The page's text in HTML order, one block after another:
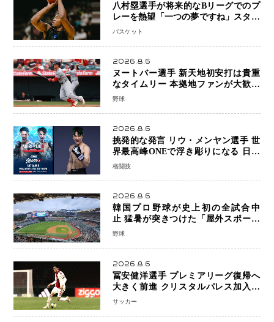
八村塁選手が将来的なBリーグでのプ
レーを熱望「一つの夢ですね」スター
帰還がリーグ価値を押し上げる可能性
バスケット
2026.8.6
ヌートバー選手 新天地初安打は貴重
なタイムリー 本拠地ファンが大歓声
笑顔で歓喜
野球
2026.8.6
挑発的な発言 リウ・メンヤン選手 世
界最高峰ONEで浮き彫りになる 日本
キックボクシングが直面する“技術
格闘技
2026.8.6
韓国プロ野球が史上初の全試合中
止 猛暑が突きつけた「屋外スポーツ
の限界」 日本発のドーム型施設時代
野球
2026.8.6
冨安健洋選手 プレミアリーグ復帰へ
大きく前進 クリスタルパレス加入目
前 メディカルチェックも通過
サッカー